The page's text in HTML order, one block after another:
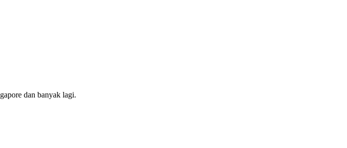
dan banyak lagi.